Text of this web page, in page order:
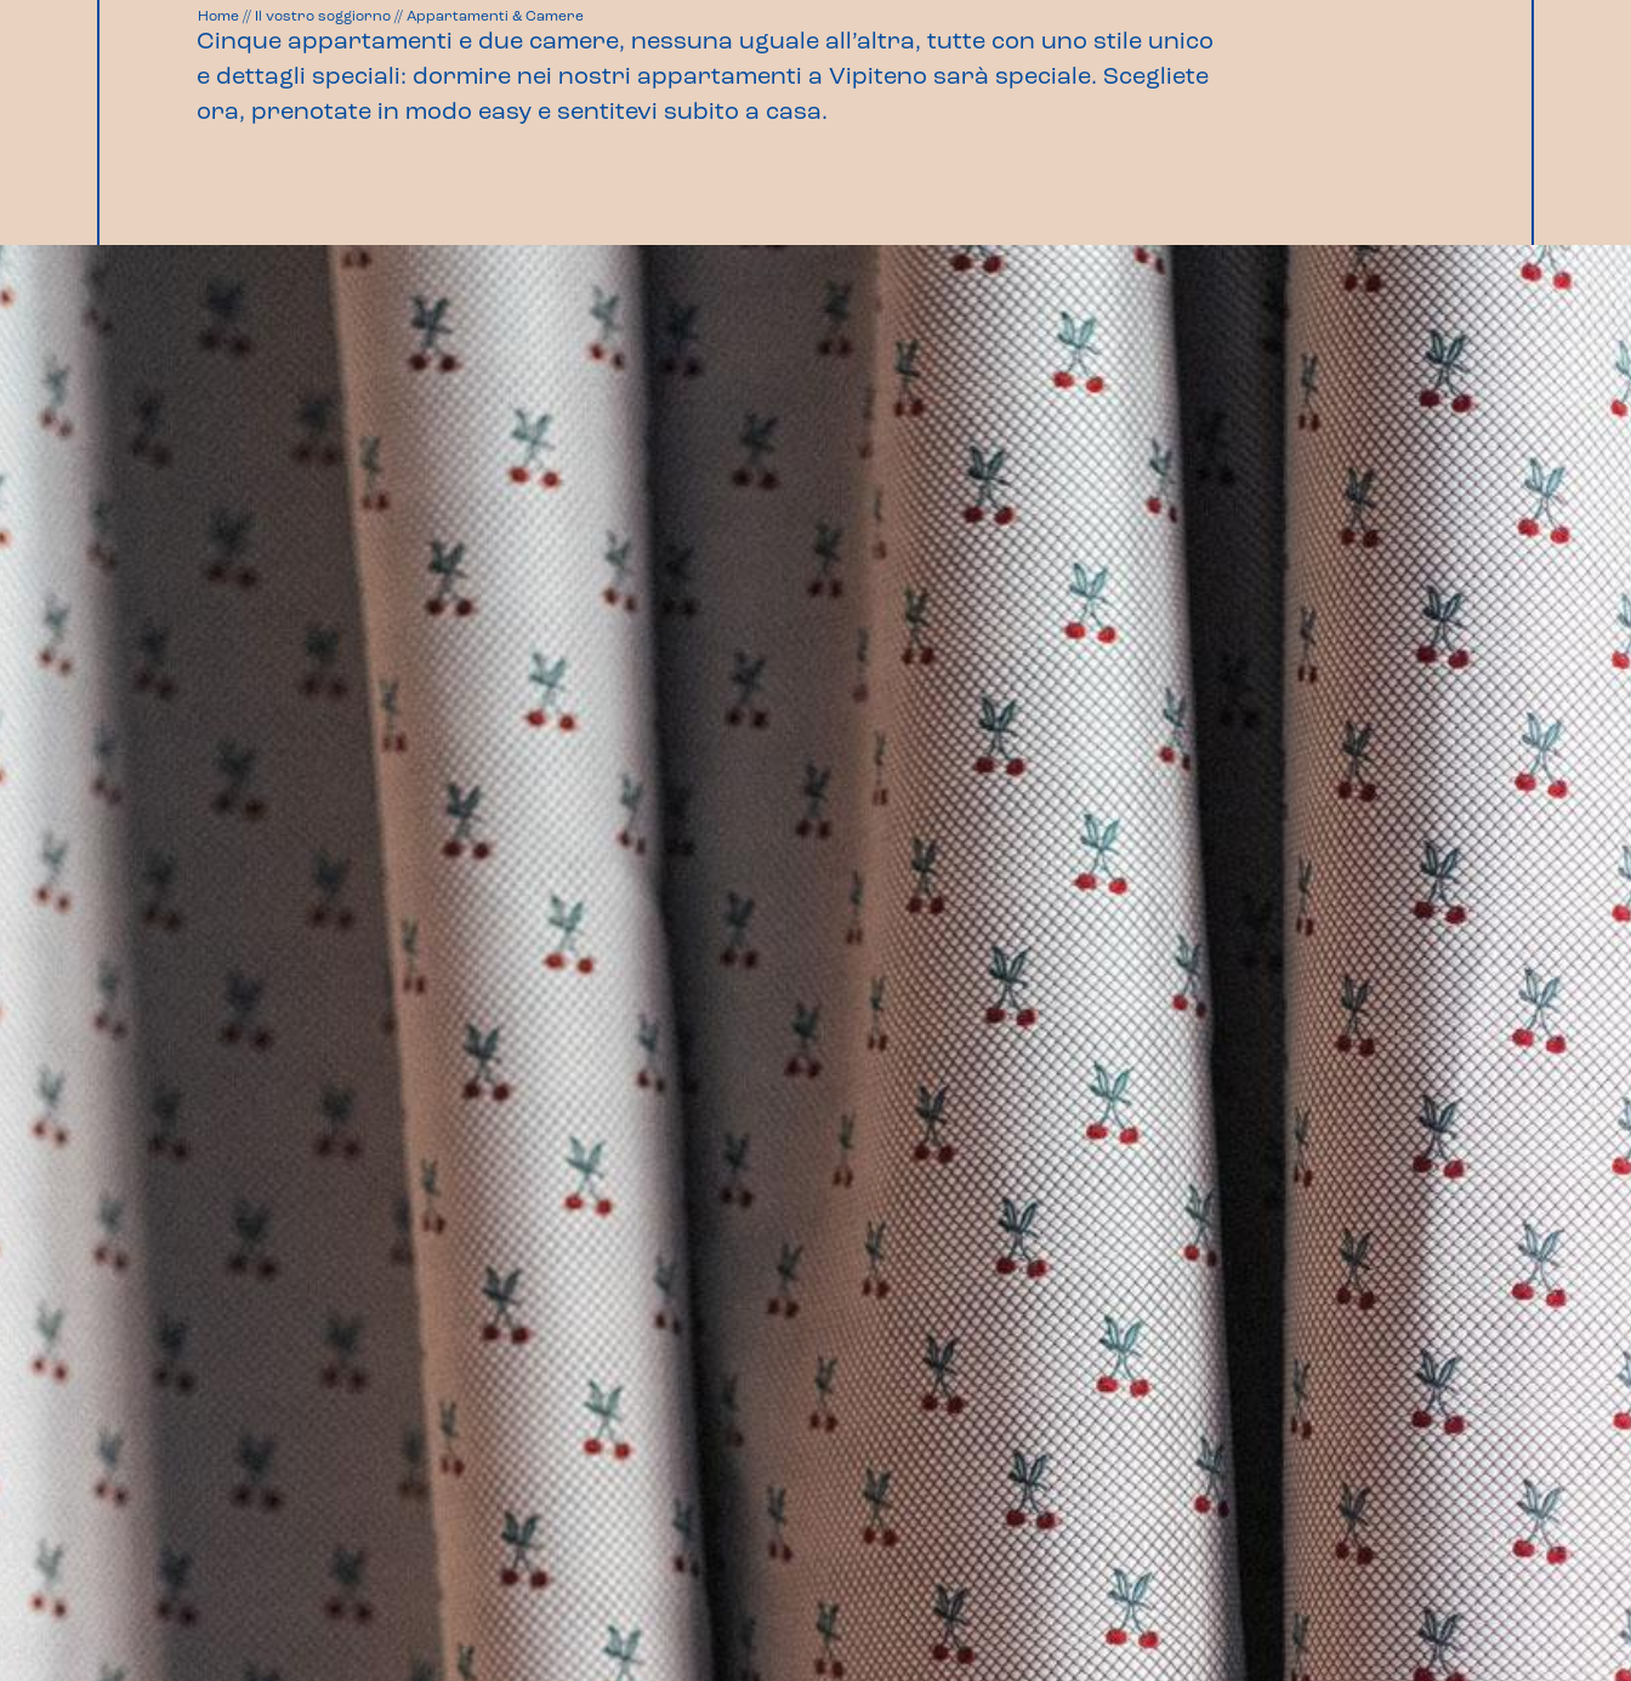
Home// Il vostro soggiorno// Appartamenti & Camere
Cinque appartamenti e due camere, nessuna uguale all’altra, tutte con uno stile unico
e dettagli speciali: dormire nei nostri appartamenti a Vipiteno sarà speciale. Scegliete
ora, prenotate in modo easy e sentitevi subito a casa.